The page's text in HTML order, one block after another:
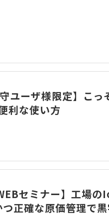
ユーザ様限定】こっ
利な使い方
セミナー】工場の
正確な原価管理で